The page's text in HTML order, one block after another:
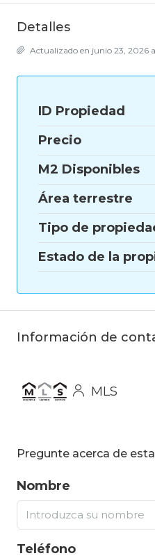
Detalles
Actualizado en junio 23, 2026
ID Propiedad
Precio
M2 Disponibles
Área terrestre
Tipo de
Estado de la
Información de
MLS
Pregunte acerca de
Nombre
Teléfono